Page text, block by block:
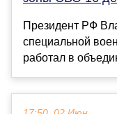
Президент РФ
специальной
работал в